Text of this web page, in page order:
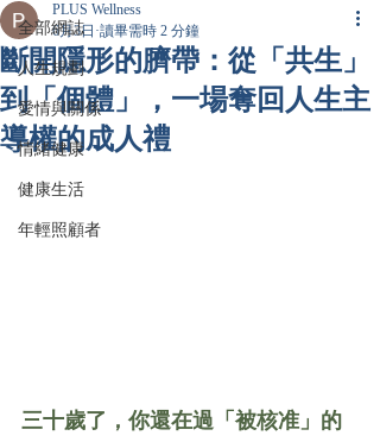
全部網誌
人生規劃
愛情與關係
情緒健康
健康生活
年輕照顧者
斷開隱形的臍帶：從「共生」
到「個體」，一場奪回人生主
導權的成人禮
PLUS Wellness
6月3日 讀畢需時 2 分鐘
三十歲了，你還在過「被核准」的